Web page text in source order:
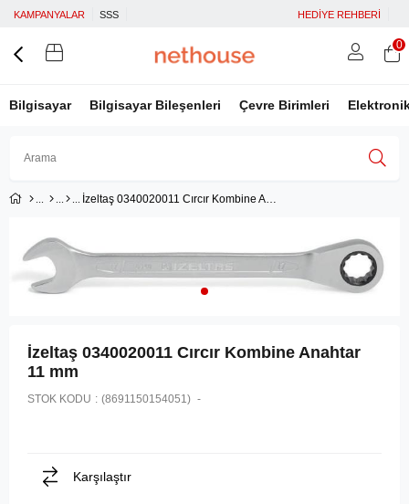
KAMPANYALAR SSS HEDİYE REHBERİ
Bilgisayar Bilgisayar Bileşenleri Çevre Birimleri
Üye Girişi
0
İzeltaş 0340020011 Cırcır Kombine Anahtar 11 mm
İzeltaş 0340020011 Cırcır Kombine Anahtar
11 mm
STOK KODU (8691150154051)
Karşılaştır